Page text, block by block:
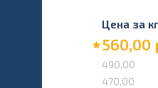
Цена за кг
560,00
490,00
470,00